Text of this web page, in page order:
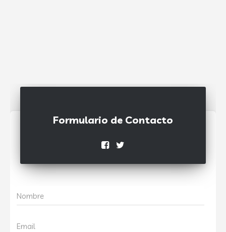
Formulario de Contacto
Nombre
Email